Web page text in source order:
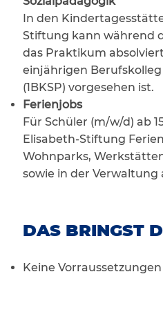
In den
Stiftung kann während
das Praktikum
einjährigen
(1BKSP) vorgesehen ist.
Ferienjobs
Für Schüler (m/w/d) ab
Elisabeth-Stiftung
Wohnparks,
sowie in der Verwaltung
DAS BRINGST
Keine Vorraussetzungen